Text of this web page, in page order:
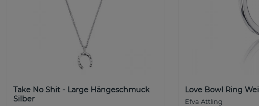
Take No Shit - Large Hängeschmuck
Silber
Love Bowl Ring
Efva Attling